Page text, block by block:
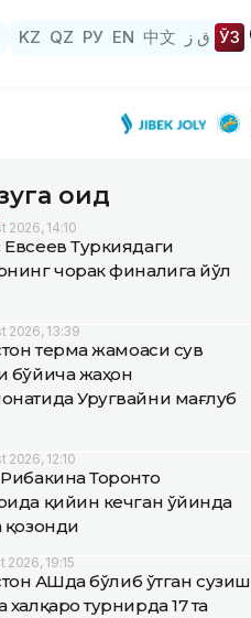
KZ QZ РУ EN 中文 ق ز ЎЗ
оид
2026, 14:10
Туркиядаги
чорак финалига йўл
2026, 13:39
терма жамоаси сув
бўйича жаҳон
Уругвайни мағлуб
2026, 12:10
Торонто
қийин кечган ўйинда
қозонди
2026, 19:15
АҚШда бўлиб ўтган сузиш
халқаро турнирда 17 та